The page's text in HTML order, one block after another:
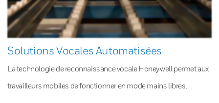
Solutions Vocales Automatisées
La technologie de reconnaissance vocale Honeywell permet aux
travailleurs mobiles de fonctionner en mode mains libres.